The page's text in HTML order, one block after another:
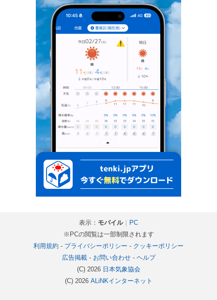
表示： モバイル｜ PC
※PCの閲覧は一部制限されます
利用規約 - プライバシーポリシー - クッキーポリシー
広告掲載- お問い合わせ- ヘルプ
(C) 2026 日本気象協会
(C) 2026 ALiNKインターネット